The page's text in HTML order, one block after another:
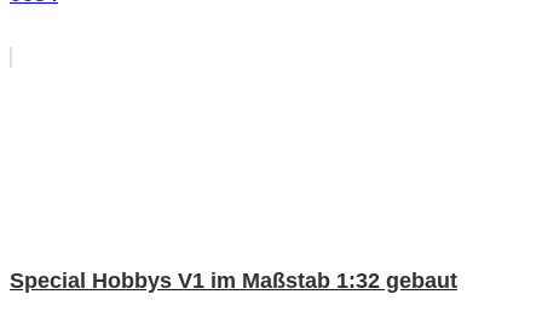
Special Hobbys V1 im Maßstab 1:32 gebaut